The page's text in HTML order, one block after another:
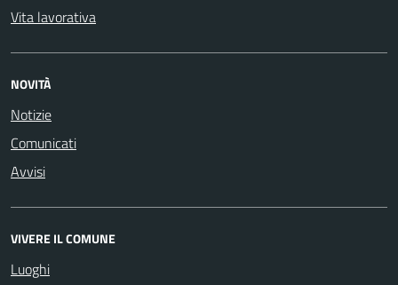
Vita lavorativa
NOVITÀ
Notizie
Comunicati
Avvisi
VIVERE IL COMUNE
Luoghi